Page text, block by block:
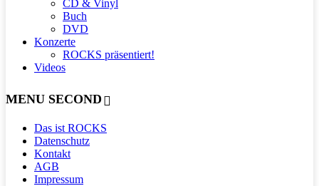
CD & Vinyl
Buch
DVD
Konzerte
ROCKS präsentiert!
Videos
MENU SECOND
Das ist ROCKS
Datenschutz
Kontakt
AGB
Impressum